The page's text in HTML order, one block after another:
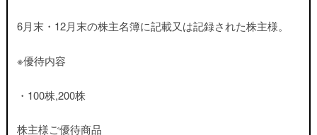
6月末・12月末の株主名簿に記載又は記録された株主様。
※優待内容
・100株,200株
株主様ご優待商品